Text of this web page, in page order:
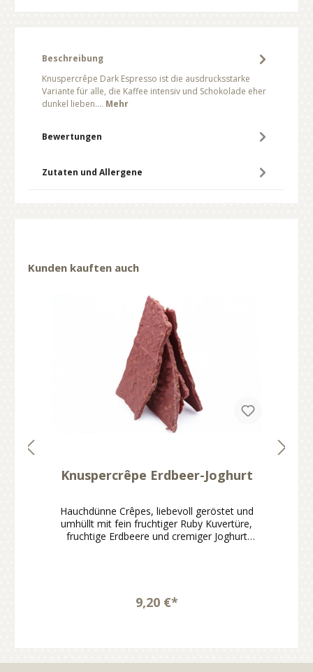
Beschreibung
Knuspercrêpe Dark Espresso ist die ausdrucksstarke
Variante für alle, die Kaffee intensiv und Schokolade eher
dunkel lieben.… Mehr
Bewertungen
Zutaten und Allergene
Kunden kauften auch
Knuspercrêpe Erdbeer-Joghurt
Hauchdünne Crêpes, liebevoll geröstet und
umhüllt mit fein fruchtiger Ruby Kuvertüre,
fruchtige Erdbeere und cremiger Joghurt
leicht im CharakterHandgemacht und sofort
genussbereitIdeal zum Naschen, Teilen oder
Ruby Kuvertüre nach hauseigener Rezeptur.
9,20 €*